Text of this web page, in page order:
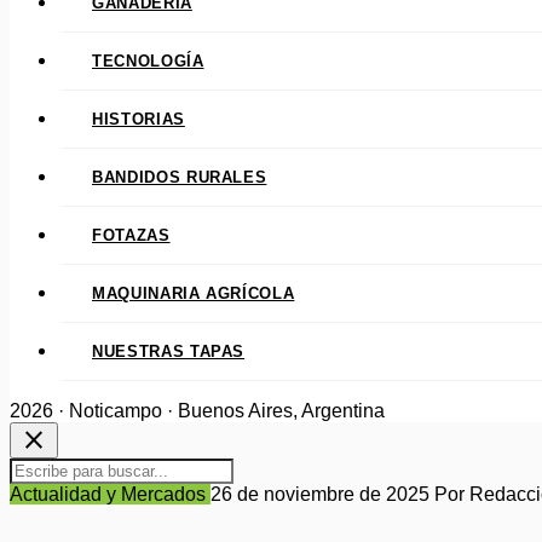
TECNOLOGÍA
HISTORIAS
BANDIDOS RURALES
FOTAZAS
MAQUINARIA AGRÍCOLA
NUESTRAS TAPAS
2026 · Noticampo · Buenos Aires, Argentina
close
Actualidad y Mercados 26 de noviembre de 2025 Por